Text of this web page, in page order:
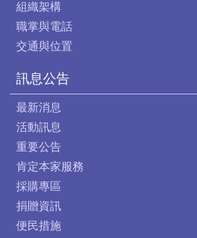
組織架構
職掌與電話
交通與位置
訊息公告
最新消息
活動訊息
重要公告
肯定本家服務
採購專區
捐贈資訊
便民措施